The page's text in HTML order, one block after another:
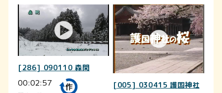
[286] 090110 森閑
00:02:57
[005] 030415 護国神社